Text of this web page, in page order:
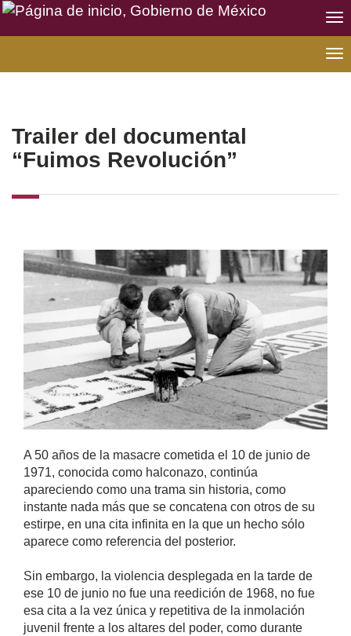
Sitios
Memoria
Trailer del documental
“Fuimos Revolución”
A 50 años de la masacre cometida el 10 de junio de
1971, conocida como halconazo, continúa
apareciendo como una trama sin historia, como
instante nada más que se concatena con otros de su
estirpe, en una cita infinita en la que un hecho sólo
aparece como referencia del posterior.
Sin embargo, la violencia desplegada en la tarde de
ese 10 de junio no fue una reedición de 1968, no fue
esa cita a la vez única y repetitiva de la inmolación
juvenil frente a los altares del poder, como durante